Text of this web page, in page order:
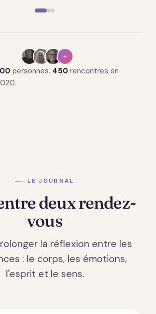
+
personnes. 450 rencontres en
LE JOURNAL
deux rendez-
vous
la réflexion entre les
: le corps, les émotions,
l'esprit et le sens.